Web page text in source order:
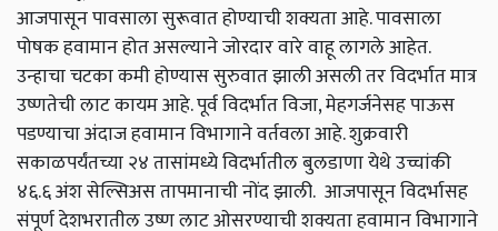
आजपासून पावसाला सुरूवात होण्याची शक्यता आहे. पावसाला
पोषक हवामान होत असल्याने जोरदार वारे वाहू लागले आहेत.
उन्हाचा चटका कमी होण्यास सुरुवात झाली असली तर विदर्भात मात्र
उष्णतेची लाट कायम आहे. पूर्व विदर्भात विजा, मेहगर्जनेसह पाऊस
पडण्याचा अंदाज हवामान विभागाने वर्तवला आहे. शुक्रवारी
सकाळपर्यंतच्या २४ तासांमध्ये विदर्भातील बुलडाणा येथे उच्चांकी
४६.६ अंश सेल्सिअस तापमानाची नोंद झाली. आजपासून विदर्भासह
संपूर्ण देशभरातील उष्ण लाट ओसरण्याची शक्यता हवामान विभागाने